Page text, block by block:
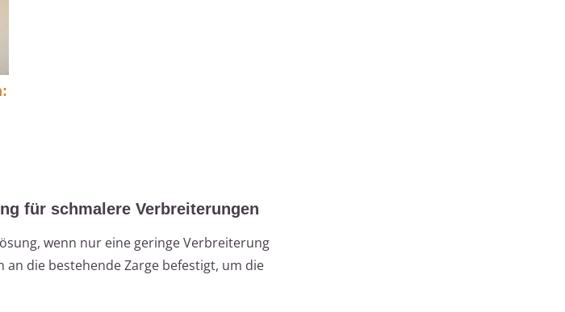
für schmalere Verbreiterungen
wenn nur eine geringe Verbreiterung
an die bestehende Zarge befestigt, um die